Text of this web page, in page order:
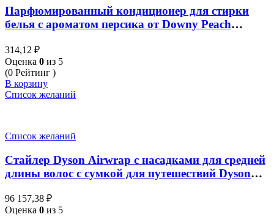
Парфюмированный кондиционер для стирки
белья с ароматом персика от Downy Peach
314,12 ₽
Оценка 0 из 5
(0 Рейтинг )
В корзину
Список желаний
Список желаний
Стайлер Dyson Airwrap с насадками для средней
длины волос с сумкой для путешествий Dyson
96 157,38 ₽
Оценка 0 из 5